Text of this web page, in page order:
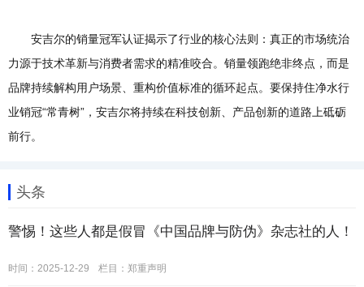
安吉尔的销量冠军认证揭示了行业的核心法则：真正的市场统治
力源于技术革新与消费者需求的精准咬合。销量领跑绝非终点，而是
品牌持续解构用户场景、重构价值标准的循环起点。要保持住净水行
业销冠“常青树”，安吉尔将持续在科技创新、产品创新的道路上砥砺
前行。
头条
警惕！这些人都是假冒《中国品牌与防伪》杂志社的人！
时间：2025-12-29 栏目： 郑重声明